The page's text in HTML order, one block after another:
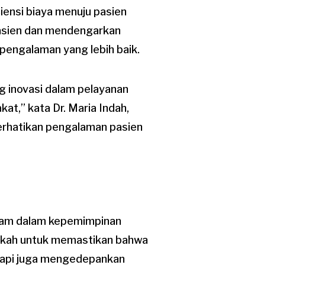
biaya menuju pasien
dan mendengarkan
yang lebih baik.
inovasi dalam pelayanan
kata Dr. Maria Indah,
pengalaman pasien
dalam kepemimpinan
untuk memastikan bahwa
juga mengedepankan